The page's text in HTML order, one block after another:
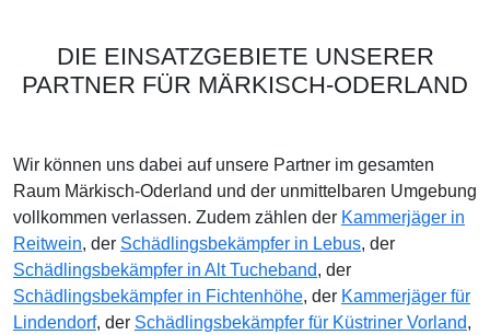
DIE EINSATZGEBIETE UNSERER
PARTNER FÜR MÄRKISCH-ODERLAND
Wir können uns dabei auf unsere Partner im gesamten
Raum Märkisch-Oderland und der unmittelbaren Umgebung
vollkommen verlassen. Zudem zählen der Kammerjäger in
Reitwein, der Schädlingsbekämpfer in Lebus, der
Schädlingsbekämpfer in Alt Tucheband, der
Schädlingsbekämpfer in Fichtenhöhe, der Kammerjäger für
Lindendorf, der Schädlingsbekämpfer für Küstriner Vorland,